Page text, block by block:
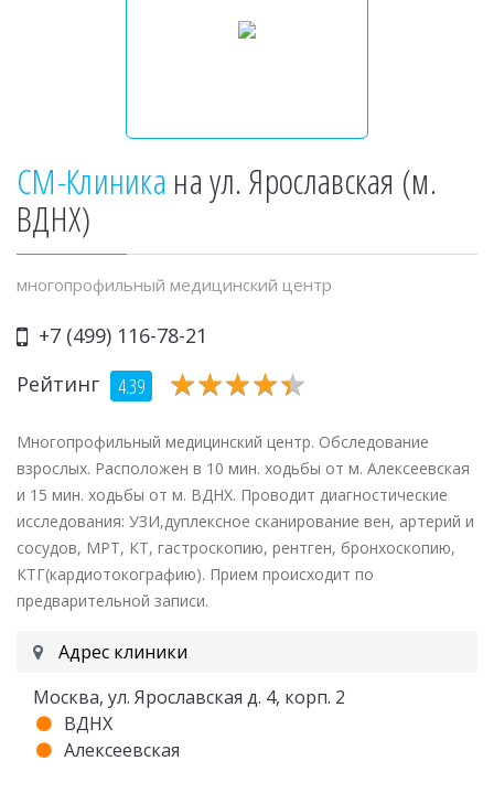
СМ-Клиника на ул. Ярославская (м.
ВДНХ)
многопрофильный медицинский центр
+7 (499) 116-78-21
Рейтинг
4.39 ★★★★★
★★★★★
Многопрофильный медицинский центр. Обследование
взрослых. Расположен в 10 мин. ходьбы от м. Алексеевская
и 15 мин. ходьбы от м. ВДНХ. Проводит диагностические
исследования: УЗИ,дуплексное сканирование вен, артерий и
сосудов, МРТ, КТ, гастроскопию, рентген, бронхоскопию,
КТГ(кардиотокографию). Прием происходит по
предварительной записи.
Адрес клиники
Москва, ул. Ярославская д. 4, корп. 2
ВДНХ
Алексеевская